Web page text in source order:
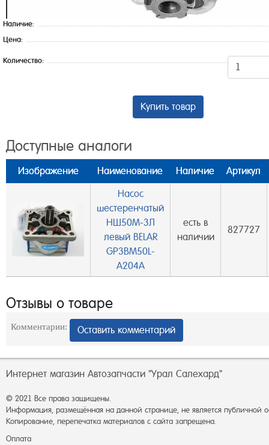
Наличие:
Цена:
Количество:
Купить товар
Доступные аналоги
Изображение Наименование Наличие
Артикул
Насос
шестеренчатый
НШ50М-3Л
левый BELAR
GP3BM50L-
A204A
есть в
наличии
827727
Отзывы о товаре
Комментарии: Оставить комментарий
Интернет магазин Автозапчасти "Урал Салехард"
© 2021 Все права защищены.
Информация, размещённая на данной странице, не является публичной
Копирование, перепечатка материалов с сайта запрещена.
Оплата